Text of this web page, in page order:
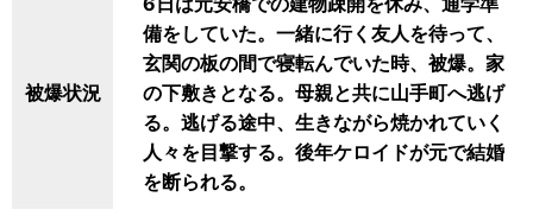
被爆状況
備をしていた。一緒に行く友人を待って、
玄関の板の間で寝転んでいた時、被爆。家
の下敷きとなる。母親と共に山手町へ逃げ
る。逃げる途中、生きながら焼かれていく
人々を目撃する。後年ケロイドが元で結婚
を断られる。